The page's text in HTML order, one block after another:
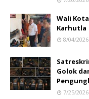
Wali
Karhutla
8/04/
Golok
7/25/